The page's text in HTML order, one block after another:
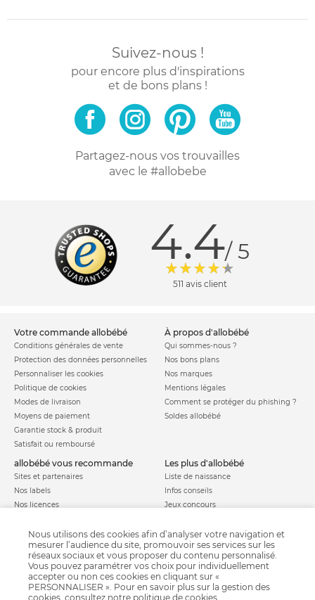
Suivez-nous !
pour encore plus d'inspirations
et de bons plans !
Partagez-nous vos trouvailles
avec le #allobebe
4.4/ 5
511 avis client
votre commande allobébé
Conditions générales de vente
Protection des données personnelles
Personnaliser les cookies
Politique de cookies
Modes de livraison
Moyens de paiement
Garantie stock & produit
Satisfait ou remboursé
à propos d'allobébé
Qui sommes-nous ?
Nos bons plans
Nos marques
Mentions légales
Comment se protéger du phishing ?
Soldes allobébé
allobébé vous recommande
Sites et partenaires
Nos labels
Nos licences
les plus d'allobébé
Liste de naissance
Infos conseils
Jeux concours
Parrainage
Paiement sécurisé
Charte qualité
Nous utilisons des cookies afin d’analyser votre navigation et
mesurer l’audience du site, promouvoir ses services sur les
réseaux sociaux et vous proposer du contenu personnalisé.
Vous pouvez paramétrer vos choix pour individuellement
accepter ou non ces cookies en cliquant sur «
PERSONNALISER ». Pour en savoir plus sur la gestion des
cookies, consultez notre politique de cookies